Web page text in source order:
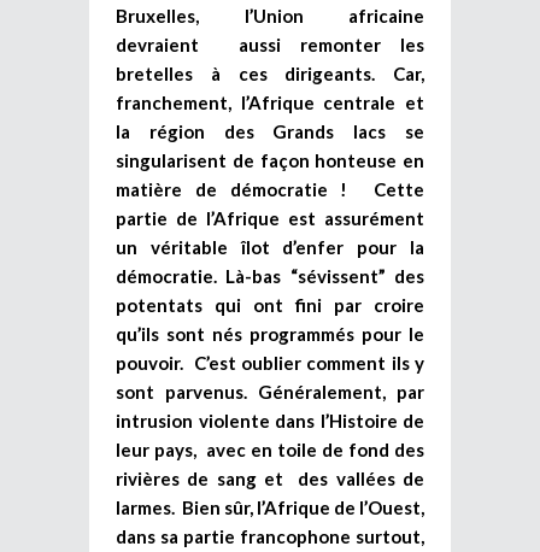
Bruxelles, l’Union africaine
devraient aussi remonter les
bretelles à ces dirigeants. Car,
franchement, l’Afrique centrale et
la région des Grands lacs se
singularisent de façon honteuse en
matière de démocratie ! Cette
partie de l’Afrique est assurément
un véritable îlot d’enfer pour la
démocratie. Là-bas “sévissent” des
potentats qui ont fini par croire
qu’ils sont nés programmés pour le
pouvoir. C’est oublier comment ils y
sont parvenus. Généralement, par
intrusion violente dans l’Histoire de
leur pays, avec en toile de fond des
rivières de sang et des vallées de
larmes. Bien sûr, l’Afrique de l’Ouest,
dans sa partie francophone surtout,